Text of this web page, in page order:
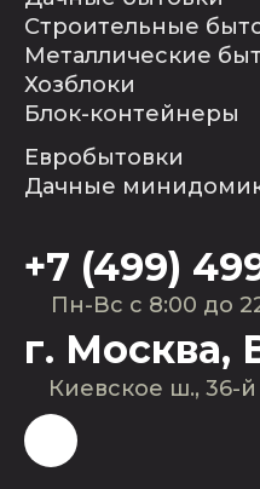
Строительные
Металлические
Хозблоки
Блок-контейнеры
Евробытовки
Дачные
+7 (499)
Пн-Вс с 8:00 до
г. Москва,
Киевское ш., 36-